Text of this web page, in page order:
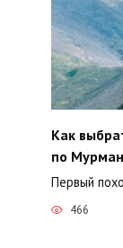
Как
по
Первый
466